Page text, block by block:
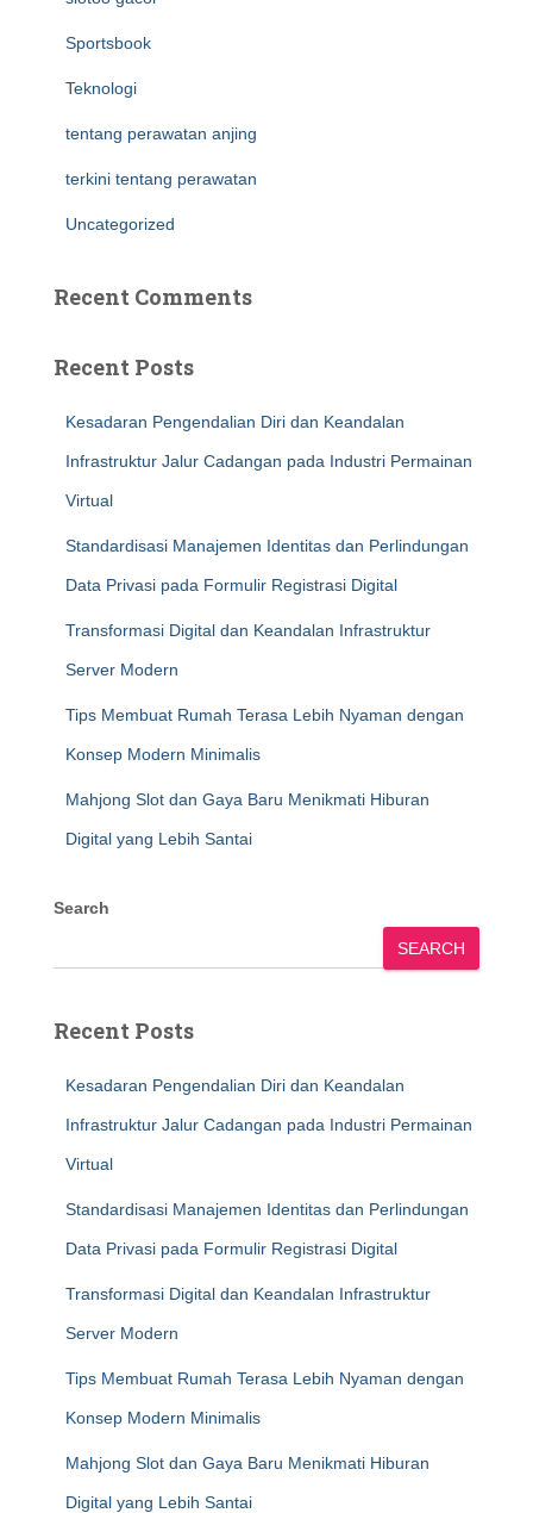
Sportsbook
Teknologi
tentang perawatan anjing
terkini tentang perawatan
Uncategorized
Recent Comments
Recent Posts
Kesadaran Pengendalian Diri dan Keandalan
Infrastruktur Jalur Cadangan pada Industri Permainan
Virtual
Standardisasi Manajemen Identitas dan Perlindungan
Data Privasi pada Formulir Registrasi Digital
Transformasi Digital dan Keandalan Infrastruktur
Server Modern
Tips Membuat Rumah Terasa Lebih Nyaman dengan
Konsep Modern Minimalis
Mahjong Slot dan Gaya Baru Menikmati Hiburan
Digital yang Lebih Santai
Search
SEARCH
Recent Posts
Kesadaran Pengendalian Diri dan Keandalan
Infrastruktur Jalur Cadangan pada Industri Permainan
Virtual
Standardisasi Manajemen Identitas dan Perlindungan
Data Privasi pada Formulir Registrasi Digital
Transformasi Digital dan Keandalan Infrastruktur
Server Modern
Tips Membuat Rumah Terasa Lebih Nyaman dengan
Konsep Modern Minimalis
Mahjong Slot dan Gaya Baru Menikmati Hiburan
Digital yang Lebih Santai